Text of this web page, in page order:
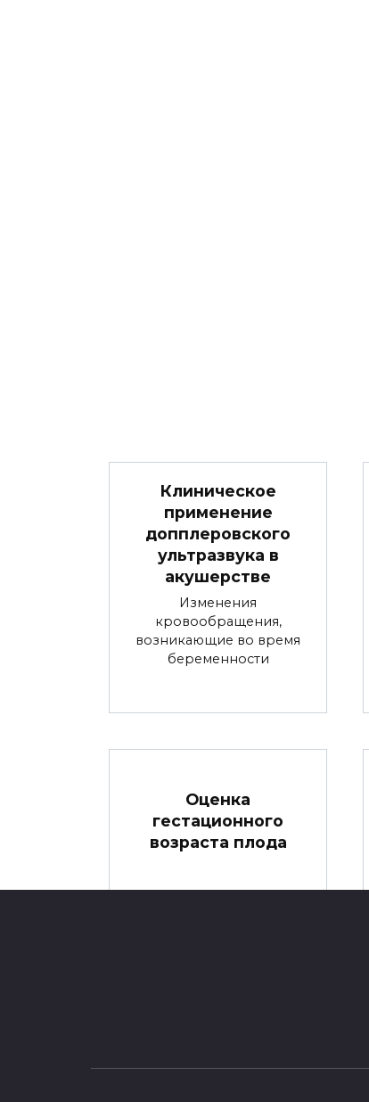
Клиническое
применение
допплеровского
ультразвука в
акушерстве
Изменения
кровообращения,
возникающие во время
беременности
Оценка
гестационного
возраста плода